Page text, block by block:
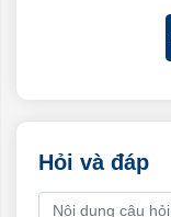
Hỏi và đáp